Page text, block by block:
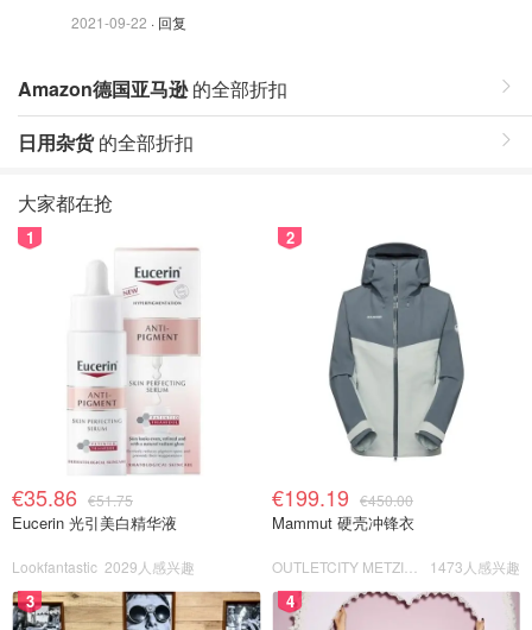
2021-09-22 · 回复
Amazon德国亚马逊的全部折扣
日用杂货的全部折扣
大家都在抢
1
€35.86 €51.75
Eucerin 光引美白精华液
Lookfantastic 2029人感兴趣
2
€199.19 €450.00
Mammut 硬壳冲锋衣
1473人感兴趣
3 4